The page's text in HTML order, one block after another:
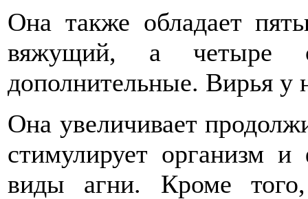
Она также обладает
вяжущий, а четыре
дополнительные. Вирья у
Она увеличивает
стимулирует организм
виды агни. Кроме